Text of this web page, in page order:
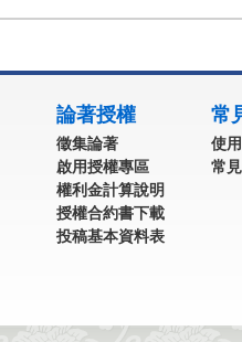
論著授權
徵集論著
啟用授權專區
權利金計算說明
授權合約書下載
投稿基本資料表
常
使
常